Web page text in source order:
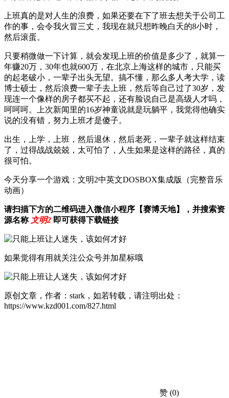
上班真的是对人生的浪费，如果还要在下了班去想关于公司工
作的事，会令我火冒三丈，我现在就只想昨晚白天的8小时，
然后滚蛋。
只要稍微做一下计算，就会发现上班的价值是多少了，就算一
年赚20万，30年也就600万，在北京上海这样的城市，只能买
的起老破小，一辈子出头无望。搞不懂，那么多人考大学，读
博士硕士，然后浪费一辈子去上班，然后等自己过了30岁，发
现连一个像样的房子都买不起，还有脸说自己是高级人才吗，
呵呵呵。上次新闻里的16岁神童说就是玩躺平，我觉得他确实
说的没有错，努力上班才是傻子。
出生，上学，上班，然后退休，然后老死，一辈子就这样结束
了，过得战战兢兢，太可怕了，人生如果是这样的路径，真的
很可怕。
今天分享一个游戏：文明2中英文DOSBOX集成版（完整音乐
动画）
请扫描下方的二维码进入微信小程序【赛博天地】，并搜索资
源名称 文明2 即可获得下载链接
如果觉得有用就关注公众号并加星标哦
原创文章，作者：stark，如若转载，请注明出处：
https://www.kzd001.com/827.html
赞 (0)